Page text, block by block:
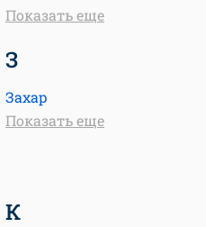
Показать еще
З
Захар
Показать еще
К